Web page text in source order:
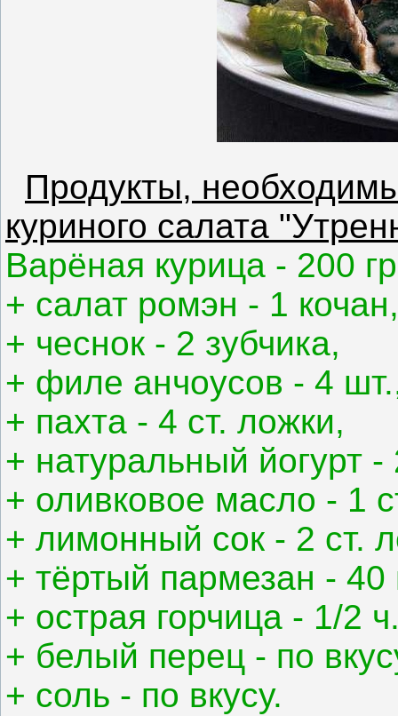
Продукты,
куриного салата
Варёная курица - 200
+ салат ромэн - 1 кочан,
+ чеснок - 2 зубчика,
+ филе анчоусов - 4
+ пахта - 4 ст. ложки,
+ натуральный йогурт -
+ оливковое масло - 1
+ лимонный сок - 2 ст.
+ тёртый пармезан - 40
+ острая горчица - 1/2
+ белый перец - по
+ соль - по вкусу.